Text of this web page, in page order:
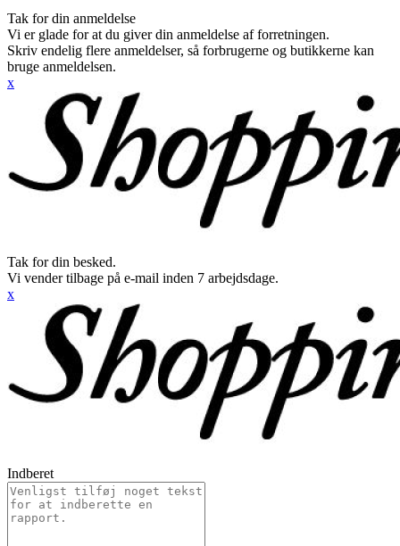
Tak for din anmeldelse
Vi er glade for at du giver din anmeldelse af forretningen.
Skriv endelig flere anmeldelser, så forbrugerne og butikkerne kan
bruge anmeldelsen.
x
Tak for din besked.
Vi vender tilbage på e-mail inden 7 arbejdsdage.
x
Indberet